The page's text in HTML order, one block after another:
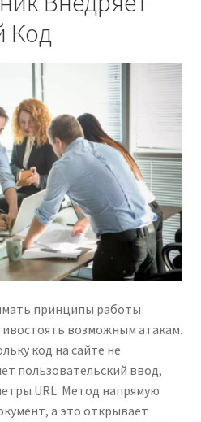
Код
принципы работы
возможным атакам.
код на сайте не
пользовательский ввод,
URL. Метод напрямую
а это открывает